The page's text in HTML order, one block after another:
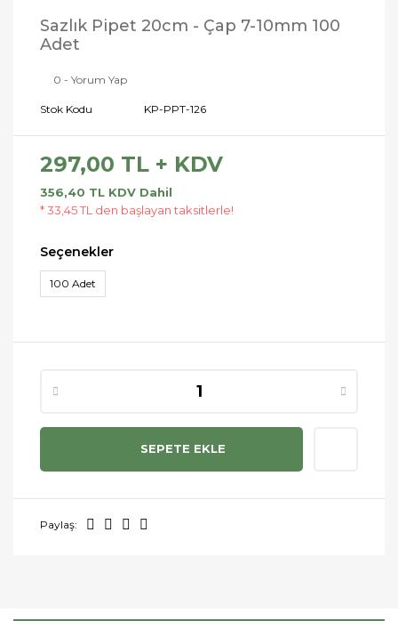
Sazlık Pipet 20cm - Çap 7-10mm 100
Adet
0 - Yorum Yap
Stok Kodu KP-PPT-126
297,00 TL + KDV
356,40 TL KDV Dahil
* 33,45 TL den başlayan taksitlerle!
Seçenekler
100 Adet
SEPETE EKLE
Paylaş: